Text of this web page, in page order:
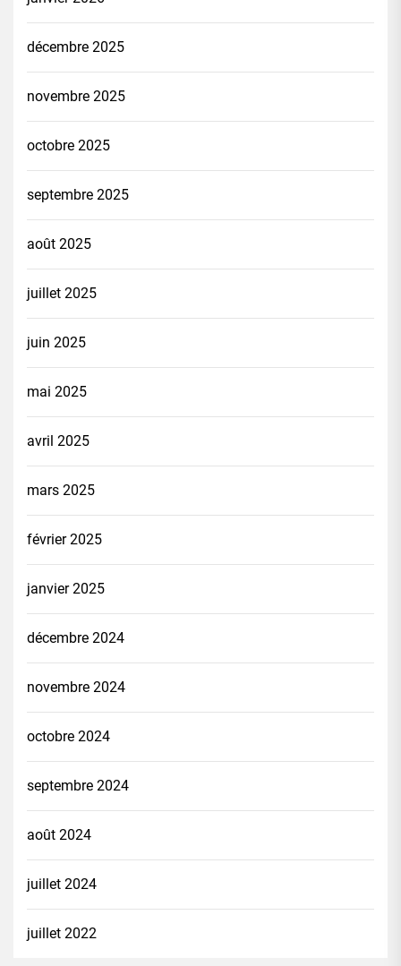
décembre 2025
novembre 2025
octobre 2025
septembre 2025
août 2025
juillet 2025
juin 2025
mai 2025
avril 2025
mars 2025
février 2025
janvier 2025
décembre 2024
novembre 2024
octobre 2024
septembre 2024
août 2024
juillet 2024
juillet 2022